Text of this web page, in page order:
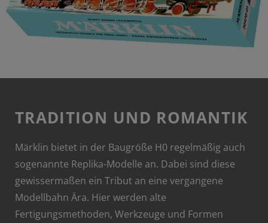
TRADITION UND ROMANTIK
Märklin bietet in der Baugröße H0 regelmäßig auch
sogenannte Replika-Modelle an. Dabei sind diese
gewissermaßen ein Tribut an eine vergangene
Modellbahn Ära. Hier werden alte
Fertigungsmethoden, Werkzeuge und Formen